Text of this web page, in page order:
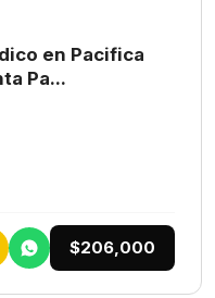
en Pacifica
Pa...
$206,000